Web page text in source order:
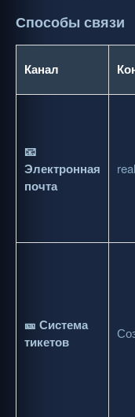
Способы связи
Канал
📧
Электронная
почта
🎫 Система
тикетов